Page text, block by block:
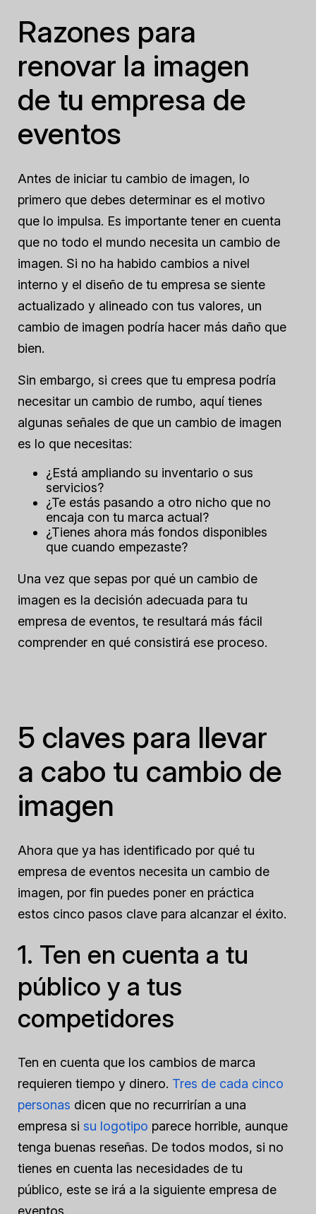
Razones para
renovar la imagen
de tu empresa de
eventos
Antes de iniciar tu cambio de imagen, lo
primero que debes determinar es el motivo
que lo impulsa. Es importante tener en cuenta
que no todo el mundo necesita un cambio de
imagen. Si no ha habido cambios a nivel
interno y el diseño de tu empresa se siente
actualizado y alineado con tus valores, un
cambio de imagen podría hacer más daño que
bien.
Sin embargo, si crees que tu empresa podría
necesitar un cambio de rumbo, aquí tienes
algunas señales de que un cambio de imagen
es lo que necesitas:
¿Está ampliando su inventario o sus
servicios?
¿Te estás pasando a otro nicho que no
encaja con tu marca actual?
¿Tienes ahora más fondos disponibles
que cuando empezaste?
Una vez que sepas por qué un cambio de
imagen es la decisión adecuada para tu
empresa de eventos, te resultará más fácil
comprender en qué consistirá ese proceso.
5 claves para llevar
a cabo tu cambio de
imagen
Ahora que ya has identificado por qué tu
empresa de eventos necesita un cambio de
imagen, por fin puedes poner en práctica
estos cinco pasos clave para alcanzar el éxito.
1. Ten en cuenta a tu
público y a tus
competidores
Ten en cuenta que los cambios de marca
requieren tiempo y dinero. Tres de cada cinco
personas dicen que no recurrirían a una
empresa si su logotipo parece horrible, aunque
tenga buenas reseñas. De todos modos, si no
tienes en cuenta las necesidades de tu
público, este se irá a la siguiente empresa de
eventos.